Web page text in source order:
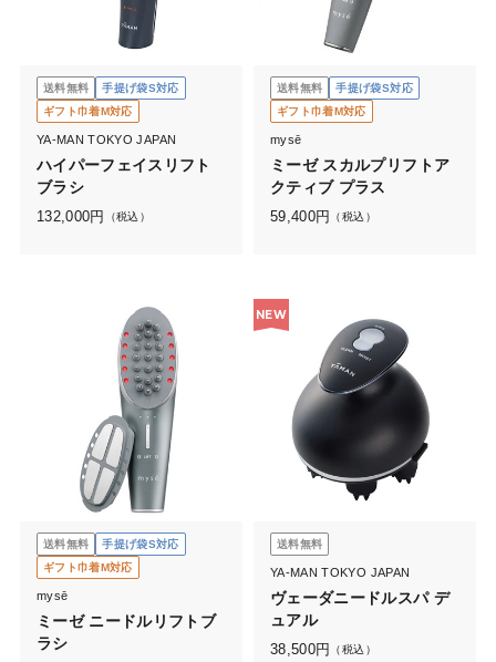
送料無料
手提げ袋S対応
ギフト巾着M対応
YA-MAN TOKYO JAPAN
ハイパーフェイスリフト
ブラシ
132,000円 （税込）
送料無料
手提げ袋S対応
ギフト巾着M対応
mysē
ミーゼ スカルプリフトア
クティブ プラス
59,400円 （税込）
送料無料
手提げ袋S対応
ギフト巾着M対応
mysē
ミーゼ ニードルリフトブ
ラシ
NEW
送料無料
YA-MAN TOKYO JAPAN
ヴェーダニードルスパ デ
ュアル
38,500円 （税込）